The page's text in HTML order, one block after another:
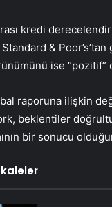
kredi
Standard &
ise “pozitif”
raporuna ilişkin
beklentiler
bir sonucu